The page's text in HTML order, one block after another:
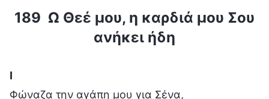
189 Ω Θεέ μου, η καρδιά μου Σου
ανήκει ήδη
Ⅰ
Φώναζα την αγάπη μου για Σένα,